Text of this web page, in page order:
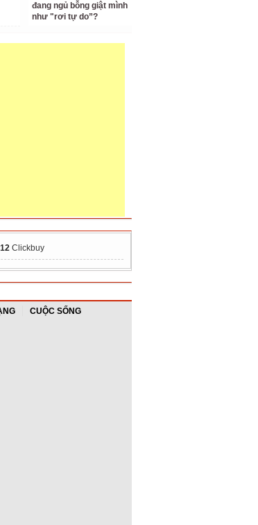
đang ngủ bỗng giật mình
như "rơi tự do”?
Clickbuy
CUỘC SỐNG